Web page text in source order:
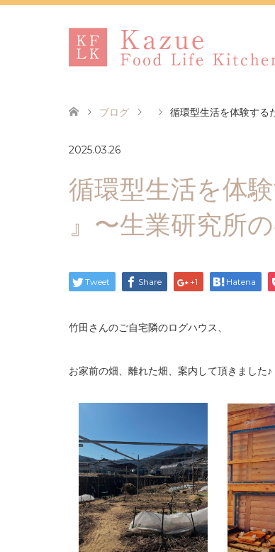
ブログ 循環型生活を体験する
2025.03.26
循環型生活を体
』〜生業研究所
Tweet Share +1 Hatena
竹田さんのご自宅隣のログハウス、
お家前の畑、離れた畑、案内して頂きました♪